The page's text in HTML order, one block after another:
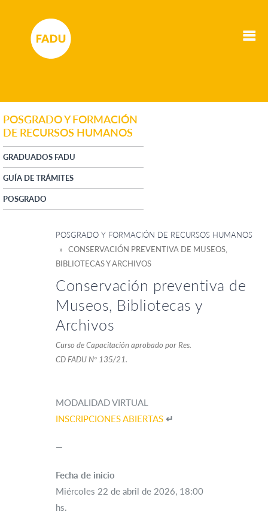
POSGRADO Y FORMACIÓN
DE RECURSOS HUMANOS
GRADUADOS FADU
GUÍA DE TRÁMITES
POSGRADO
POSGRADO Y FORMACIÓN DE RECURSOS HUMANOS
» CONSERVACIÓN PREVENTIVA DE MUSEOS,
BIBLIOTECAS Y ARCHIVOS
Conservación preventiva de
Museos, Bibliotecas y
Archivos
Curso de Capacitación aprobado por Res.
CD FADU Nº 135/21.
MODALIDAD VIRTUAL
INSCRIPCIONES ABIERTAS ↵
—
Fecha de inicio
Miércoles 22 de abril de 2026, 18:00
hs.